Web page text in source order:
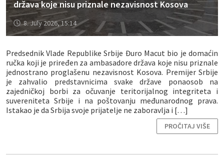
država koje nisu priznale nezavisnost Kosova
8. July 2026, 15:14
Predsednik Vlade Republike Srbije Đuro Macut bio je domaćin
ručka koji je priređen za ambasadore država koje nisu priznale
jednostrano proglašenu nezavisnost Kosova. Premijer Srbije
je zahvalio predstavnicima svake države ponaosob na
zajedničkoj borbi za očuvanje teritorijalnog integriteta i
suvereniteta Srbije i na poštovanju međunarodnog prava.
Istakao je da Srbija svoje prijatelje ne zaboravlja i […]
PROČITAJ VIŠE